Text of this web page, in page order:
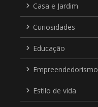
Casa e Jardim
Curiosidades
Educação
Empreendedorismo
Estilo de vida